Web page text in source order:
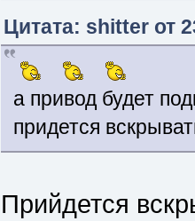
Цитата: shitter от
а привод будет
придется
Прийдется